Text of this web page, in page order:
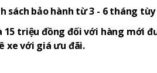
bảo hành từ 3 - 6 tháng
triệu đồng đối với hàng mới
xe với giá ưu đãi.